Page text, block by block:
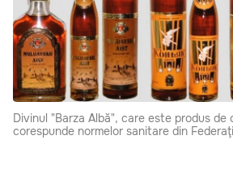
Divinul "Barza Albă", care este produs de
corespunde normelor sanitare din